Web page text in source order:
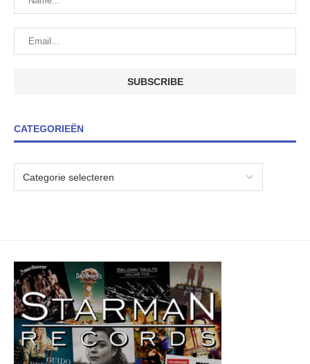
CATEGORIEËN